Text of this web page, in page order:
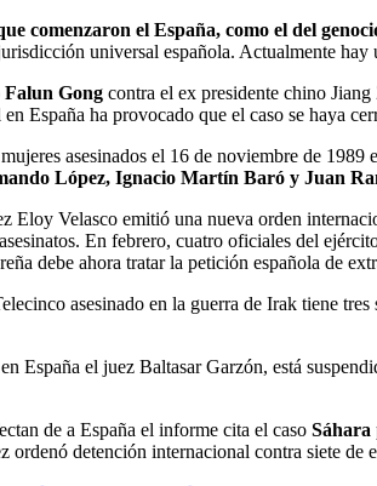
comenzaron el España, como el del
universal española. Actualmente
Falun Gong contra el ex presidente chino
España ha provocado que el caso se haya
asesinados el 16 de noviembre de
López, Ignacio Martín Baró y Juan
Eloy Velasco emitió una nueva orden
En febrero, cuatro oficiales del
debe ahora tratar la petición española de
asesinado en la guerra de Irak tiene
España el juez Baltasar Garzón, está
de a España el informe cita el caso Sáhara
ordenó detención internacional contra siete